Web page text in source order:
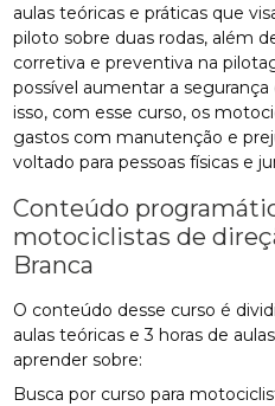
aulas teóricas e práticas que
piloto sobre duas rodas, além
corretiva e preventiva na
possível aumentar a
isso, com esse curso, os
gastos com manutenção e
voltado para pessoas físicas e
Conteúdo
motociclistas de
Branca
O conteúdo desse curso é
aulas teóricas e 3 horas de
aprender sobre:
Busca por curso para